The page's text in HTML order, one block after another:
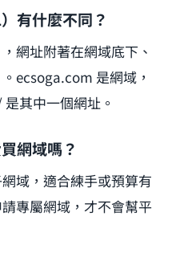
有什麼不同？
網址附著在網域底下、
ecsoga.com 是網域，
其中一個網址。
網域嗎？
域，適合練手或預算有
專屬網域，才不會幫平